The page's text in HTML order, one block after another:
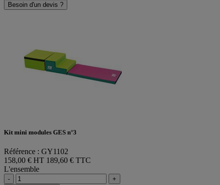
Besoin d'un devis ?
Kit mini modules GES n°3
Référence : GY1102
158,00 € HT 189,60 € TTC
L'ensemble
-
+